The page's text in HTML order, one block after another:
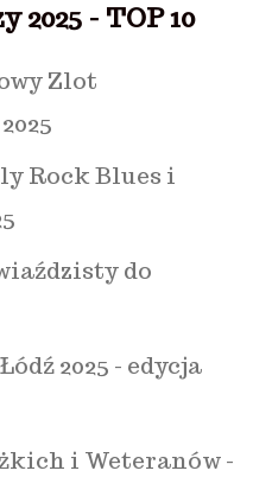
- TOP 10
Zlot
Rock Blues i
do
2025 - edycja
i Weteranów -